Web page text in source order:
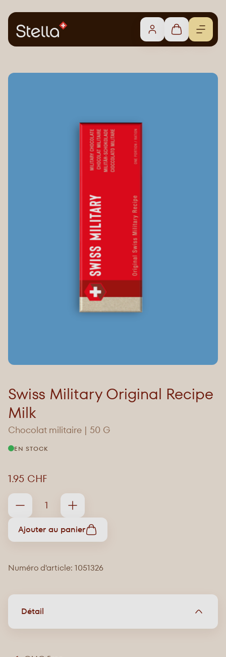
Swiss Military Original Recipe
Milk
Chocolat militaire | 50 G
EN STOCK
1.95 CHF
Ajouter au panier
Numéro d'article: 1051326
Détail